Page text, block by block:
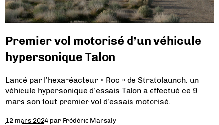
Premier vol motorisé d’un véhicule
hypersonique Talon
Lancé par l’hexaréacteur « Roc » de Stratolaunch, un
véhicule hypersonique d’essais Talon a effectué ce 9
mars son tout premier vol d’essais motorisé.
12 mars 2024 par Frédéric Marsaly